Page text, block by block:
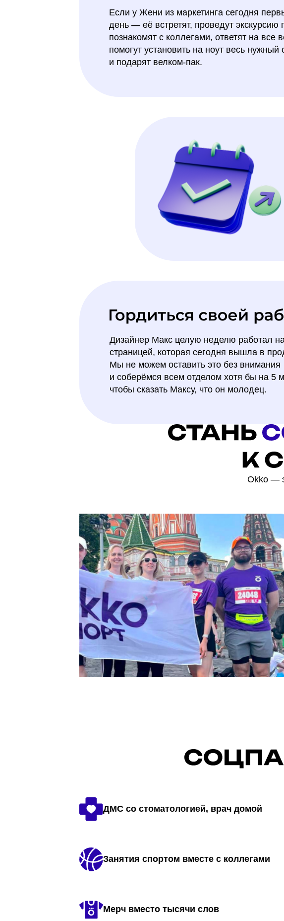
Если у Жени из маркетинга сегодня
день — её встретят, проведут экскурсию
познакомят с коллегами, ответят на все
помогут установить на ноут весь нужный
и подарят велком-пак.
Дизайнер Макс целую неделю работал
страницей, которая сегодня вышла в
Мы не можем оставить это без внимания
и соберёмся всем отделом хотя бы на 5
чтобы сказать Максу, что он молодец.
Okko —
ДМС со стоматологией, врач домой
Занятия спортом вместе с коллегами
Мерч вместо тысячи слов